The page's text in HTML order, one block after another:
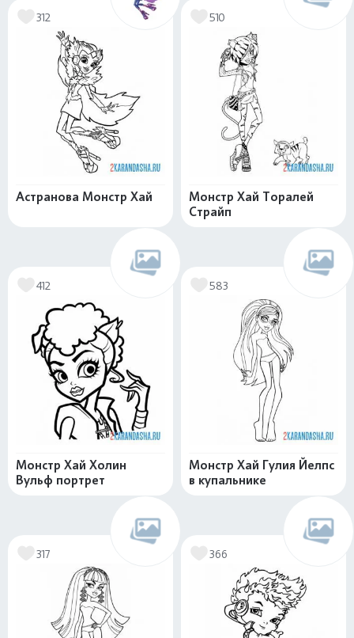
312
Астранова Монстр Хай
510
Монстр Хай Торалей
Страйп
412
Монстр Хай Холин
Вульф портрет
583
Монстр Хай Гулия Йелпс
в купальнике
317 366